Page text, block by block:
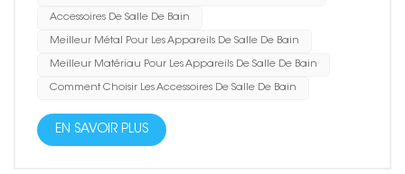
Accessoires De Salle De Bain
Meilleur Métal Pour Les Appareils De Salle De Bain
Meilleur Matériau Pour Les Appareils De Salle De Bain
Comment Choisir Les Accessoires De Salle De Bain
EN SAVOIR PLUS